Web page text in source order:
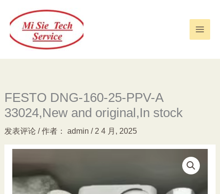
FESTO DNG-160-25-PPV-A
33024,New and original,In stock
发表评论 / 作者： admin / 2 4 月, 2025